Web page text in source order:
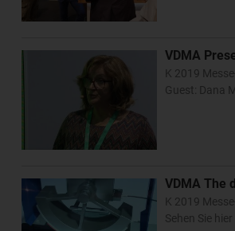
VDMA
K 2019
Guest: Dana
VDMA The
K 2019
Sehen Sie